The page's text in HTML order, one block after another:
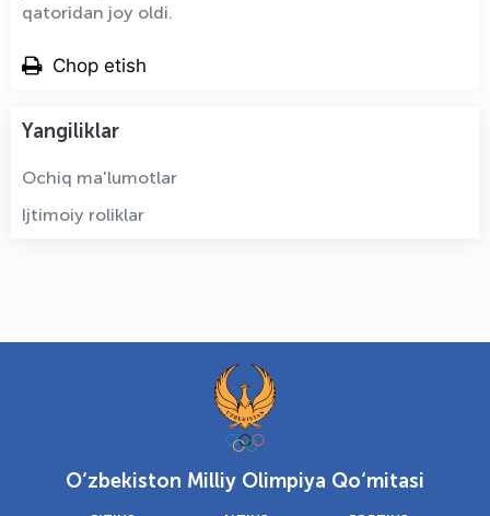
qatoridan joy oldi.
Chop etish
Yangiliklar
Ochiq ma'lumotlar
Ijtimoiy roliklar
O‘zbekiston Milliy Olimpiya Qo‘mitasi